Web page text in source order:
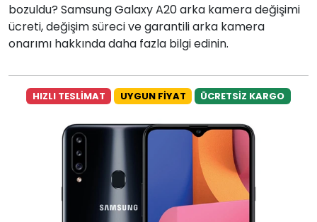
bozuldu? Samsung Galaxy A20 arka kamera değişimi
ücreti, değişim süreci ve garantili arka kamera
onarımı hakkında daha fazla bilgi edinin.
HIZLI TESLİMAT UYGUN FİYAT ÜCRETSİZ KARGO